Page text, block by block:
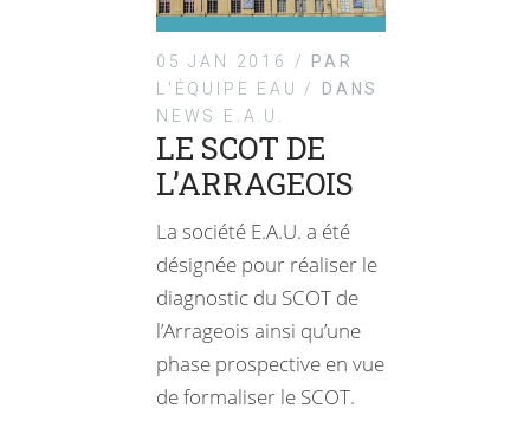
05 JAN 2016 /
PAR
L'ÉQUIPE EAU /
DANS
NEWS E.A.U.
LE SCOT DE
L’ARRAGEOIS
La société E.A.U. a été
désignée pour réaliser le
diagnostic du SCOT de
l’Arrageois ainsi qu’une
phase prospective en vue
de formaliser le SCOT.